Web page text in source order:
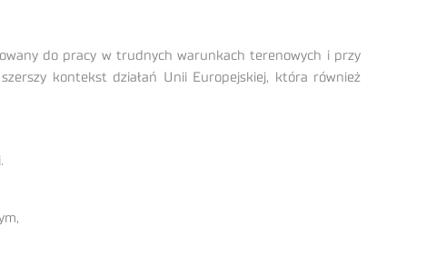
do pracy w trudnych warunkach terenowych i przy
kontekst działań Unii Europejskiej, która również